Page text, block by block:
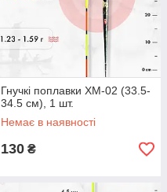
Гнучкі поплавки XM-02 (33.5-
34.5 см), 1 шт.
Немає в наявності
130 ₴